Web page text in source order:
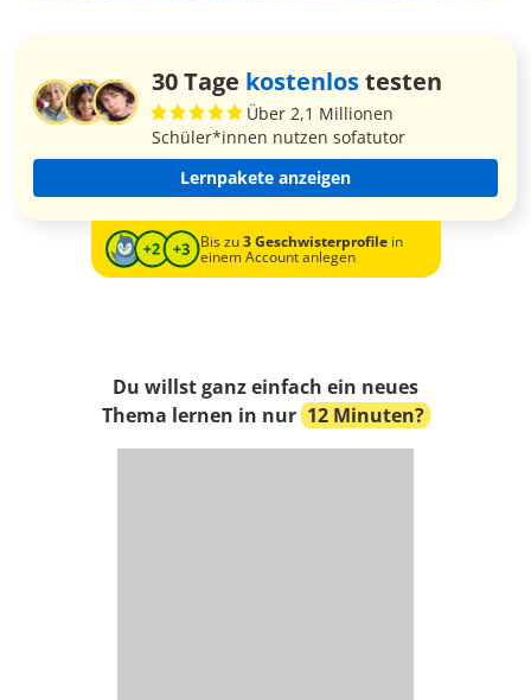
30 Tage kostenlostesten
Über 2,1 Millionen
Schüler*innen nutzen sofatutor
Lernpakete anzeigen
Bis zu3 Geschwisterprofilein
einem Account anlegen
Du willst ganz einfach ein neues
Thema lernen in nur 12 Minuten?